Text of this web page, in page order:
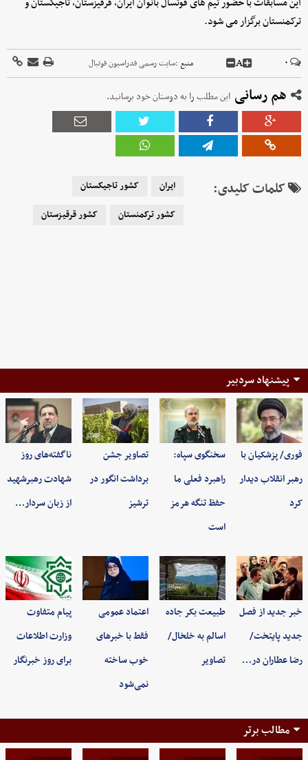
ترکمنستان برگزار می شود.
۰ A منبع :سایت رسمی فدراسیون فوتبال
هم رسانی این مطلب را به دوستان خود برسانید.
کلمات کلیدی: ایران
کشور تاجیکستان
کشور ترکمنستان
کشور قرقیزستان
پیشنهاد سردبیر
فوری/ پزشکیان با
رهبر انقلاب دیدار
کرد
سخنگوی سپاه:
راهبرد فعلی ما
حفظ تنگه هرمز
است
تصاویر جشن
برداشت انگور در
ترشیز
ناگفته‌های روز
شهادت رهبرشهید
از زبان سردار…
خبر جدید از فصل
جدید پایتخت/
رضا عطاران در…
طبیعت بکر جاده
اسالم به خلخال/
تصاویر
اعتماد عمومی
فقط با خبرهای
خوب ساخته
نمی‌شود
پیام متفاوت
وزارت اطلاعات
برای روز خبرنگار
مطالب برتر